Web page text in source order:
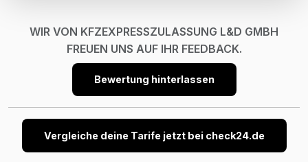
WIR VON KFZEXPRESSZULASSUNG L&D GMBH
FREUEN UNS AUF IHR FEEDBACK.
Bewertung hinterlassen
Vergleiche deine Tarife jetzt bei check24.de